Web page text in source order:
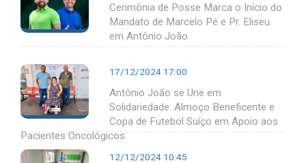
Cerimônia de Posse Marca o Início do
Mandato de Marcelo Pé e Pr. Eliseu
em Antônio João
17/12/2024 17:00
Antônio João se Une em
Solidariedade: Almoço Beneficente e
Copa de Futebol Suíço em Apoio aos
Pacientes Oncológicos
12/12/2024 10:45